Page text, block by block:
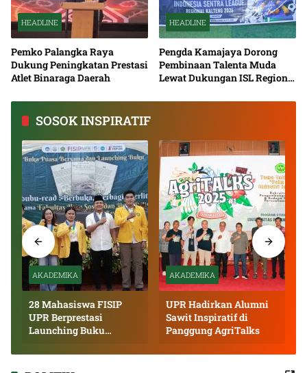
HEADLINE
Pemko Palangka Raya
Dukung Peningkatan Prestasi
Atlet Binaraga Daerah
HEADLINE
Pengda Kamajaya Dorong
Pembinaan Talenta Muda
Lewat Dukungan ISL Regional
SOSOK INSPIRATIF
AKADEMIKA
28 Mahasiswa FISIP
UPR Berprestasi
Launching Buku
AKADEMIKA
UPR Hadirkan Alumni
Sawit Inspiratif di
Panggung AgriTalks